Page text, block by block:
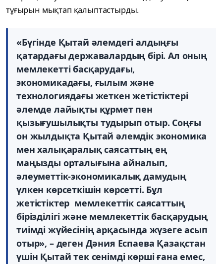
тұғырын мықтап қалыптастырды.
«Бүгінде Қытай әлемдегі алдыңғы
қатардағы державалардың бірі. Ал оның
мемлекетті басқарудағы,
экономикадағы, ғылым және
технологиядағы жеткен жетістіктері
әлемде лайықты құрмет пен
қызығушылықты тудырып отыр. Соңғы
он жылдықта Қытай әлемдік экономика
мен халықаралық саясаттың ең
маңызды орталығына айналып,
әлеуметтік-экономикалық дамудың
үлкен көрсеткішін көрсетті. Бұл
жетістіктер мемлекеттік саясаттың
бірізділігі және мемлекеттік басқарудың
тиімді жүйесінің арқасында жүзеге асып
отыр», – деген Дәния Еспаева Қазақстан
үшін Қытай тек сенімді көрші ғана емес,